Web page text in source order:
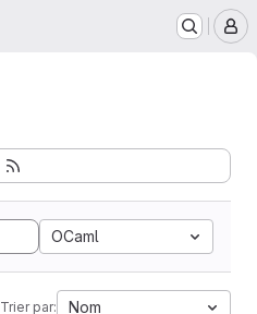
OCaml
Trier par: Nom